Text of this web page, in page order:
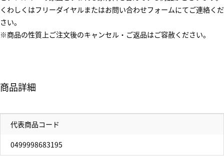
くわしくはフリーダイヤルまたはお問い合わせフォームにてご連絡くだ
さい。
※商品の性質上ご注文後のキャンセル・ご返品はご容赦ください。
商品詳細
代表商品コード
0499998683195